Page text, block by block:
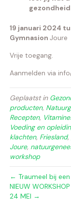
19 januari 2024
Gymnasion Joure
Vrije toegang.
Aanmelden via
Geplaatst in
producten,
Recepten,
Voeding en
klachten, Friesland,
Joure,
workshop
← Traumeel bij
NIEUW
24 MEI →